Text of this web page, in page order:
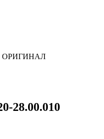
ОРИГИНАЛ
28.00.010